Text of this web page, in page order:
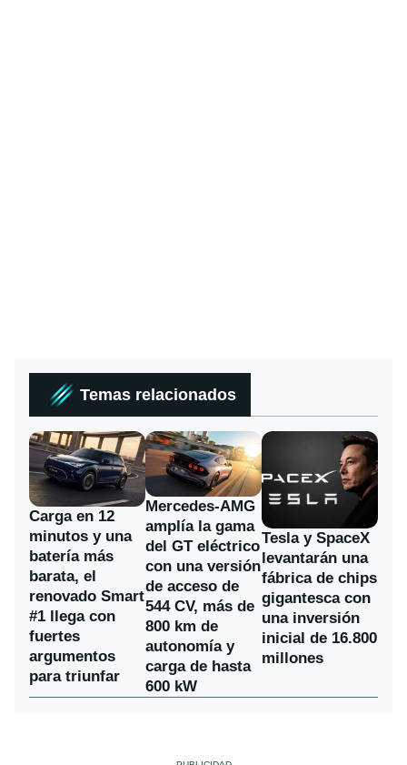
Temas relacionados
Carga en 12
minutos y una
batería más
barata, el
renovado Smart
#1 llega con
fuertes
argumentos
para triunfar
Mercedes-AMG
amplía la gama
del GT eléctrico
con una versión
de acceso de
544 CV, más de
800 km de
autonomía y
carga de hasta
600 kW
Tesla y SpaceX
levantarán una
fábrica de chips
gigantesca con
una inversión
inicial de 16.800
millones